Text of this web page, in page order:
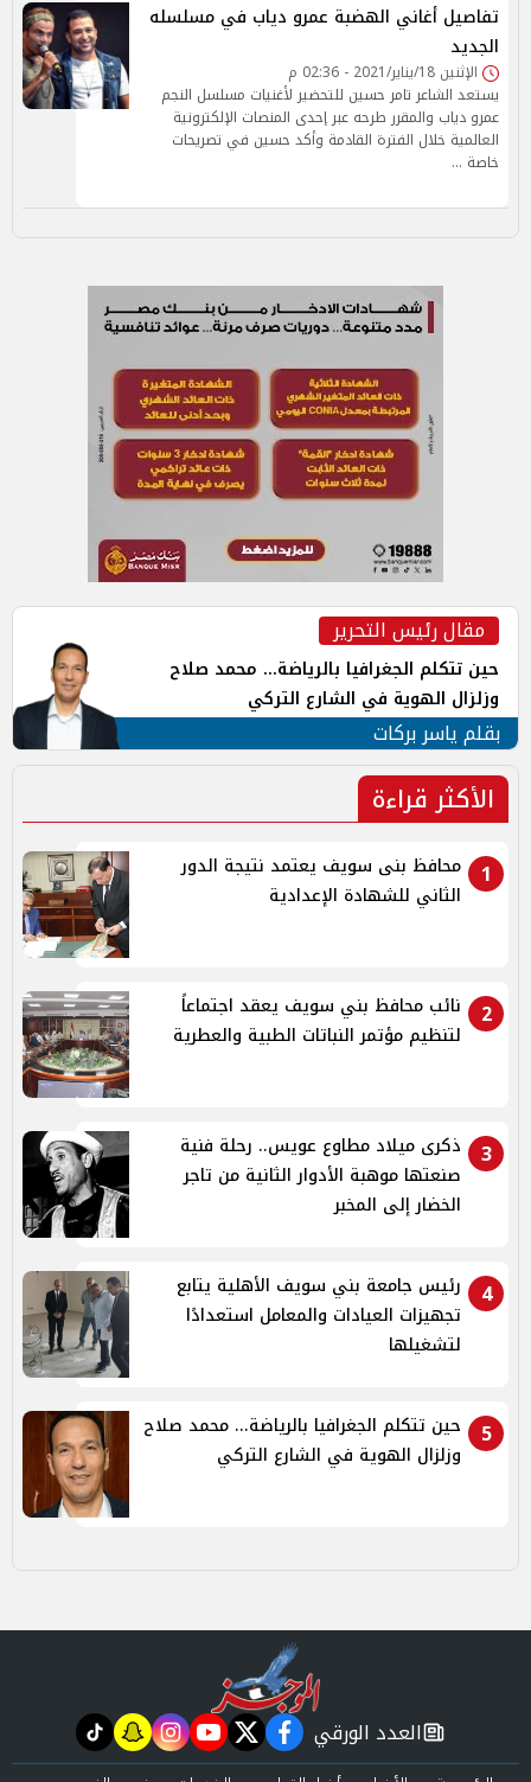
تفاصيل أغاني الهضبة عمرو دياب في مسلسله
الجديد
الإثنين 18/يناير/2021 - 02:36 م
يستعد الشاعر تامر حسين للتحضير لأغنيات مسلسل النجم
عمرو دياب والمقرر طرحه عبر إحدى المنصات الإلكترونية
العالمية خلال الفترة القادمة وأكد حسين في تصريحات
خاصة …
مقال رئيس التحرير
حين تتكلم الجغرافيا بالرياضة... محمد صلاح
وزلزال الهوية في الشارع التركي
بقلم ياسر بركات
الأكثر قراءة
1
محافظ بنى سويف يعتمد نتيجة الدور
الثاني للشهادة الإعدادية
2
نائب محافظ بني سويف يعقد اجتماعاً
لتنظيم مؤتمر النباتات الطبية والعطرية
3
ذكرى ميلاد مطاوع عويس.. رحلة فنية
صنعتها موهبة الأدوار الثانية من تاجر
الخضار إلى المخبر
4
رئيس جامعة بني سويف الأهلية يتابع
تجهيزات العيادات والمعامل استعدادًا
لتشغيلها
5
حين تتكلم الجغرافيا بالرياضة... محمد صلاح
وزلزال الهوية في الشارع التركي
newspaper
العدد الورقي facebook
twitter
youtube
instagram
snapchat
tiktok